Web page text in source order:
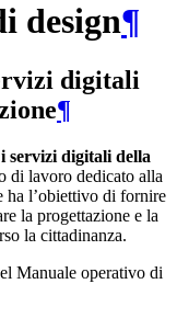
design¶
digitali
¶
servizi digitali della
di lavoro dedicato alla
ha l’obiettivo di fornire
la progettazione e la
la cittadinanza.
Manuale operativo di